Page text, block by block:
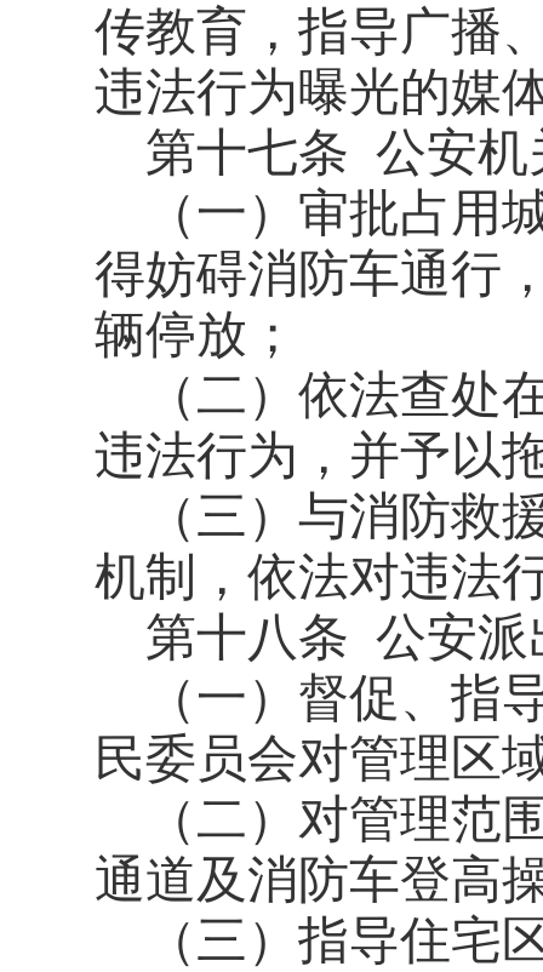
传教育，指导广播
违法行为曝光的媒
第十七条 公安机
（一）审批占用
得妨碍消防车通行
辆停放；
（二）依法查处
违法行为，并予以
（三）与消防救
机制，依法对违法
第十八条 公安派
（一）督促、指
民委员会对管理区
（二）对管理范
通道及消防车登高
（三）指导住宅